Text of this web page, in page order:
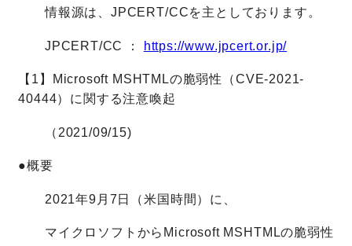
情報源は、JPCERT/CCを主としております。
JPCERT/CC ： https://www.jpcert.or.jp/
【1】Microsoft MSHTMLの脆弱性（CVE-2021-
40444）に関する注意喚起
（2021/09/15)
●概要
2021年9月7日（米国時間）に、
マイクロソフトからMicrosoft MSHTMLの脆弱性